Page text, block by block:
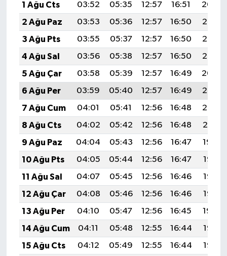
1 Ağu Cts
03:52 05:35 12:57 16:51
20:09
2 Ağu Paz
03:53 05:36 12:57 16:50
20:08
3 Ağu Pts
03:55 05:37 12:57 16:50
20:07
4 Ağu Sal
03:56 05:38 12:57 16:50
20:05
5 Ağu Çar
03:58 05:39 12:57 16:49
20:04
6 Ağu Per
03:59 05:40 12:57 16:49
20:03
7 Ağu Cum
04:01 05:41 12:56 16:48
20:02
8 Ağu Cts
04:02 05:42 12:56 16:48
20:01
9 Ağu Paz
04:04 05:43 12:56 16:47
19:59
10 Ağu Pts
04:05 05:44 12:56 16:47
19:58
11 Ağu Sal
04:07 05:45 12:56 16:46
19:57
12 Ağu Çar
04:08 05:46 12:56 16:46
19:56
13 Ağu Per
04:10 05:47 12:56 16:45
19:54
14 Ağu Cum
04:11 05:48 12:55 16:44
19:53
15 Ağu Cts
04:12 05:49 12:55 16:44
19:52